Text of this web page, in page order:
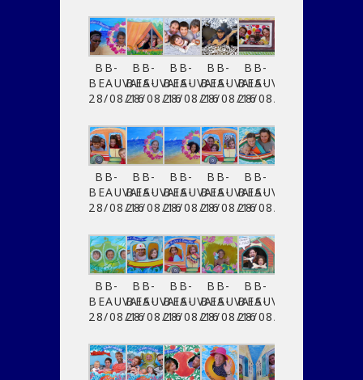
BB-
BEAUVAIS-
28/08/16
BB-
BEAUVAIS-
28/08/16
BB-
BEAUVAIS-
28/08/16
BB-
BEAUVAIS-
28/08/16
BB-
BEAUVAIS-
28/08/16
BB-
BEAUVAIS-
28/08/16
BB-
BEAUVAIS-
28/08/16
BB-
BEAUVAIS-
28/08/16
BB-
BEAUVAIS-
28/08/16
BB-
BEAUVAIS-
28/08/16
BB-
BEAUVAIS-
28/08/16
BB-
BEAUVAIS-
28/08/16
BB-
BEAUVAIS-
28/08/16
BB-
BEAUVAIS-
28/08/16
BB-
BEAUVAIS-
28/08/16